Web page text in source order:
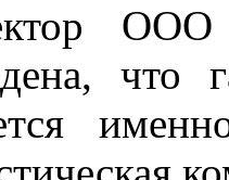
что